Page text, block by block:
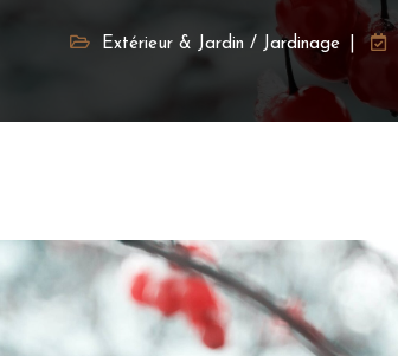
Extérieur & Jardin/ Jardinage